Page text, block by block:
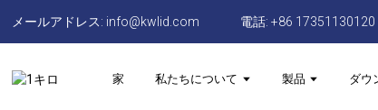
メールアドレス: info@kwlid.com 電話: +86 17351130120
家 私たちについて 製品 ダウ